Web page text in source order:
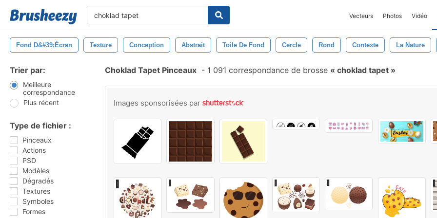
Vecteurs Photos Vidéo
Fond D&#39;écran Texture Conception Abstrait Toile De Fond Cercle Rond Contexte La Nature
Trier par:
Meilleure
correspondance
Plus récent
Type de fichier :
Pinceaux
Actions
PSD
Modèles
Dégradés
Textures
Symboles
Formes
Choklad Tapet Pinceaux - 1 091 correspondance de brosse choklad tapet
Images sponsorisées par